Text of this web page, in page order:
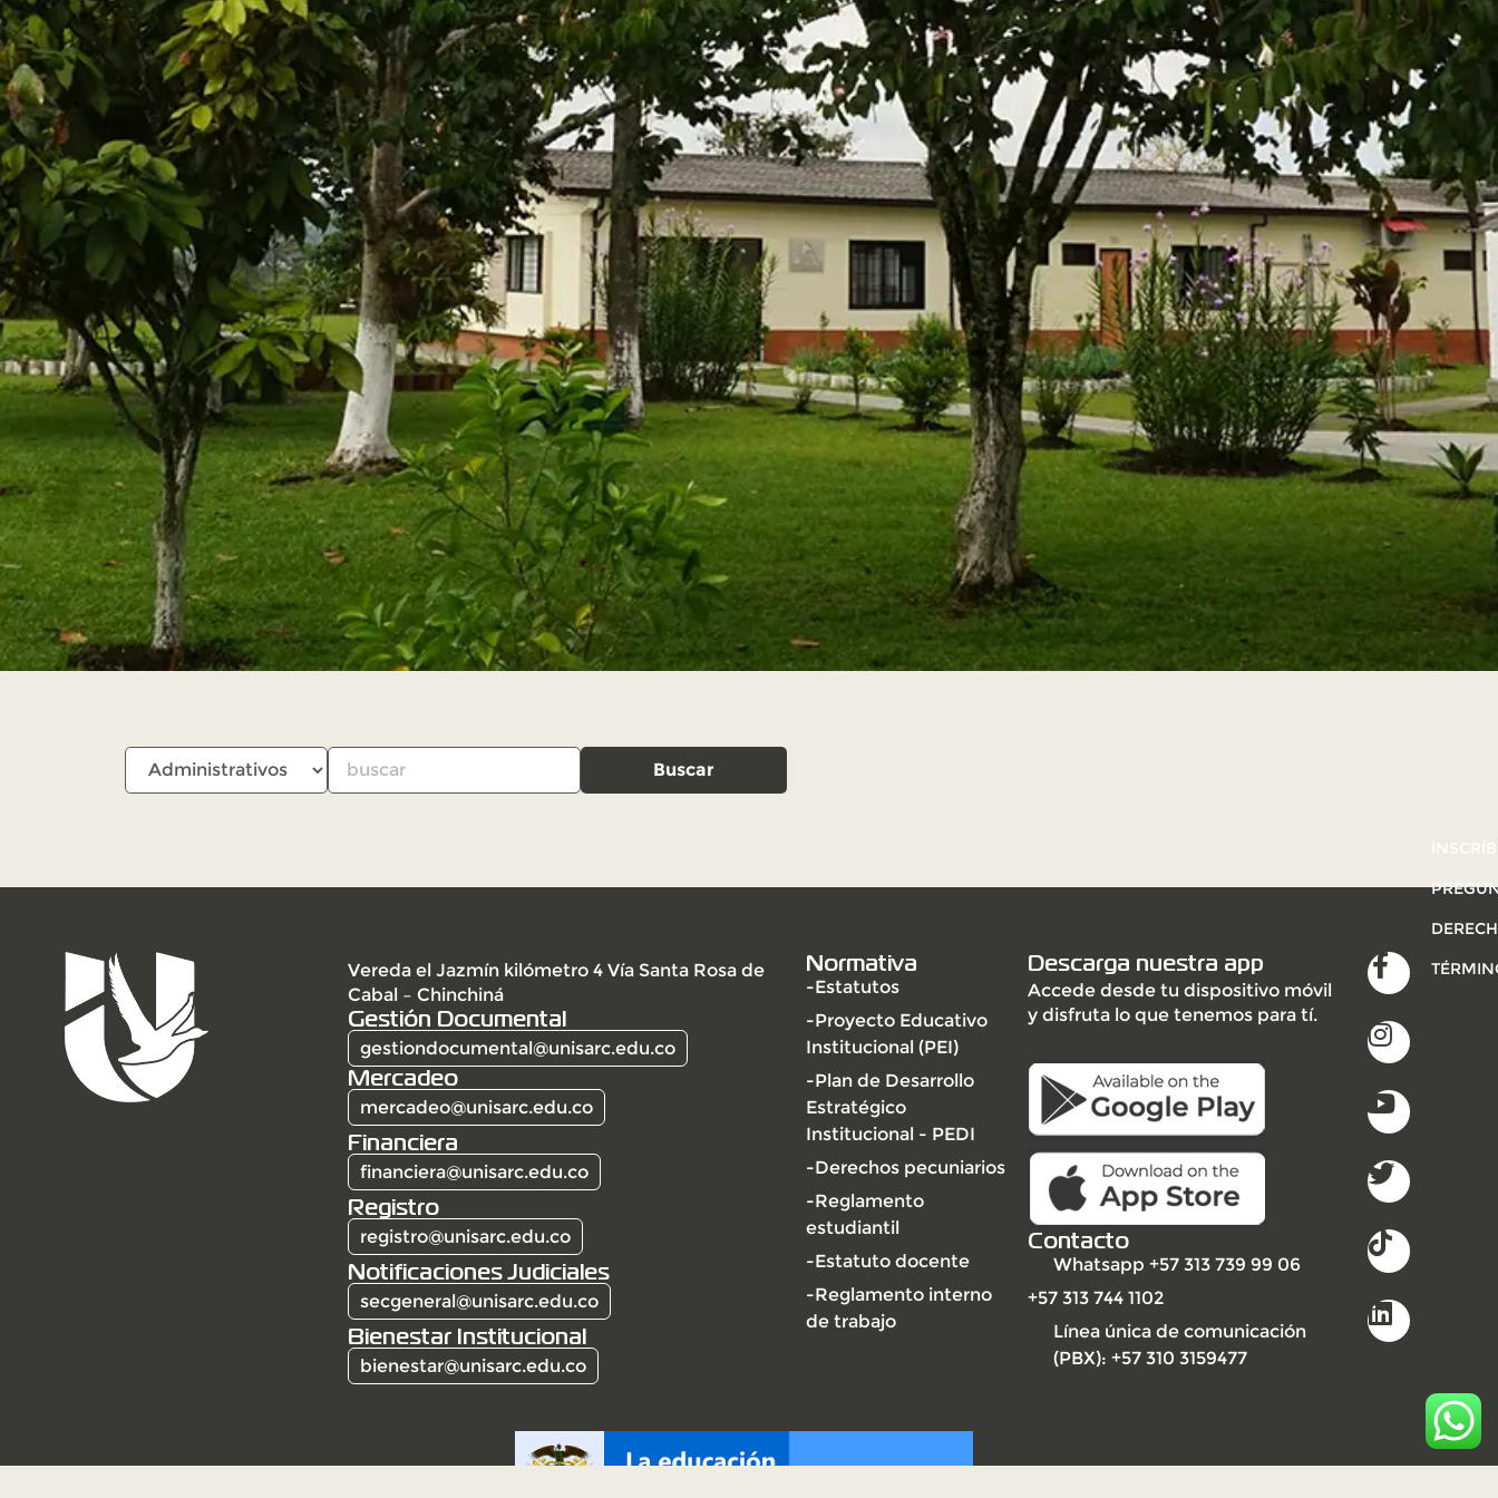
Buscar
Vereda el Jazmín kilómetro 4 Vía Santa Rosa de
Cabal – Chinchiná
Gestión Documental
gestiondocumental@unisarc.edu.co
Mercadeo
mercadeo@unisarc.edu.co
Financiera
financiera@unisarc.edu.co
Registro
registro@unisarc.edu.co
Notificaciones Judiciales
secgeneral@unisarc.edu.co
Bienestar Institucional
bienestar@unisarc.edu.co
Normativa
-Estatutos
-Proyecto Educativo
Institucional (PEI)
-Plan de Desarrollo
Estratégico
Institucional - PEDI
-Derechos pecuniarios
-Reglamento
estudiantil
-Estatuto docente
-Reglamento interno
de trabajo
Descarga nuestra app
Accede desde tu dispositivo móvil
y disfruta lo que tenemos para tí.
Contacto
Whatsapp +57 313 739 99 06
+57 313 744 1102
Línea única de comunicación
(PBX): +57 310 3159477